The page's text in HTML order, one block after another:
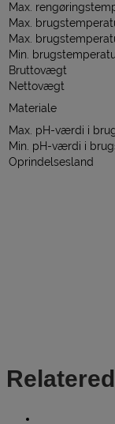
Max.
Max.
Max.
Min.
Bruttovægt
Nettovægt
Materiale
Max. pH-værdi i
Min. pH-værdi i
Oprindelsesland